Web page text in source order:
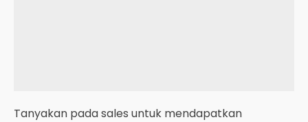
Tanyakan pada sales untuk mendapatkan